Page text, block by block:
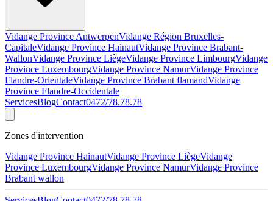
Vidange Province AntwerpenVidange Région Bruxelles-
CapitaleVidange Province HainautVidange Province Brabant-
WallonVidange Province LiègeVidange Province LimbourgVidange
Province LuxembourgVidange Province NamurVidange Province
Flandre-OrientaleVidange Province Brabant flamandVidange
Province Flandre-Occidentale
ServicesBlogContact0472/78.78.78
Zones d'intervention
Vidange Province HainautVidange Province LiègeVidange
Province LuxembourgVidange Province NamurVidange Province
Brabant wallon